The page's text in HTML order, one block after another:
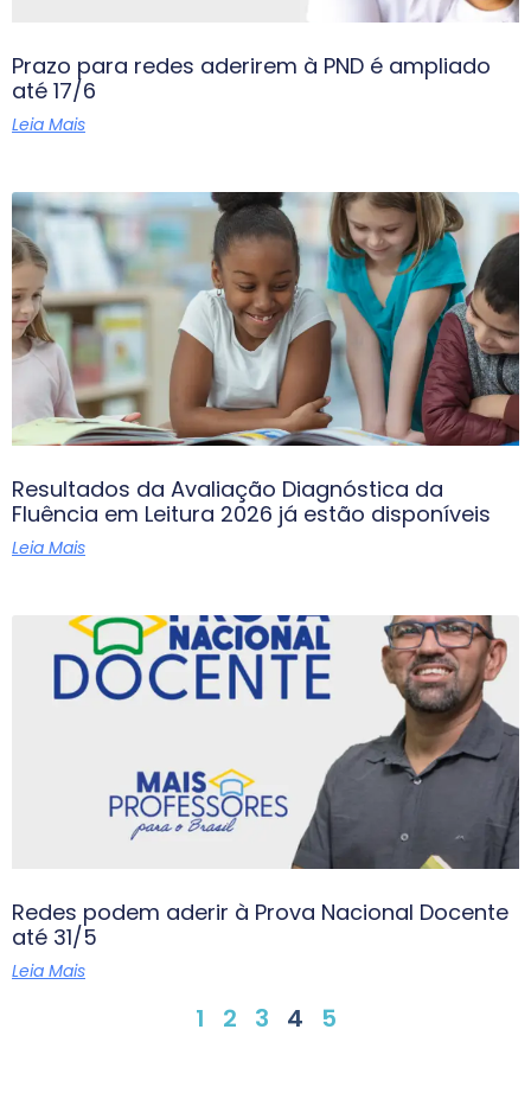
Prazo para redes aderirem à PND é ampliado
até 17/6
Leia Mais
Resultados da Avaliação Diagnóstica da
Fluência em Leitura 2026 já estão disponíveis
Leia Mais
Redes podem aderir à Prova Nacional Docente
até 31/5
Leia Mais
1 2 3 4 5